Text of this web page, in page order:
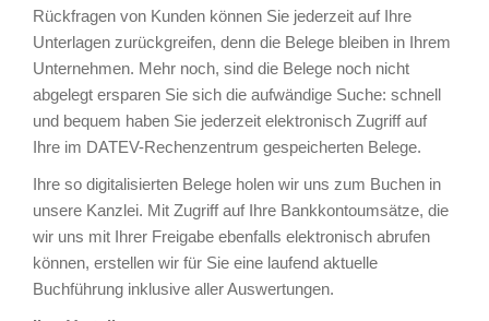
Rückfragen von Kunden können Sie jederzeit auf Ihre
Unterlagen zurückgreifen, denn die Belege bleiben in Ihrem
Unternehmen. Mehr noch, sind die Belege noch nicht
abgelegt ersparen Sie sich die aufwändige Suche: schnell
und bequem haben Sie jederzeit elektronisch Zugriff auf
Ihre im DATEV-Rechenzentrum gespeicherten Belege.
Ihre so digitalisierten Belege holen wir uns zum Buchen in
unsere Kanzlei. Mit Zugriff auf Ihre Bankkontoumsätze, die
wir uns mit Ihrer Freigabe ebenfalls elektronisch abrufen
können, erstellen wir für Sie eine laufend aktuelle
Buchführung inklusive aller Auswertungen.